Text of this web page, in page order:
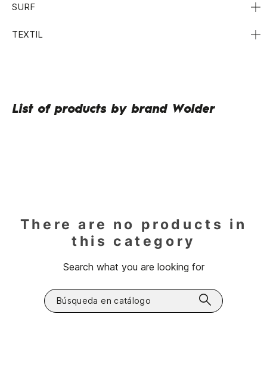
SURF
TEXTIL
List of products by brand Wolder
There are no products in
this category
Search what you are looking for